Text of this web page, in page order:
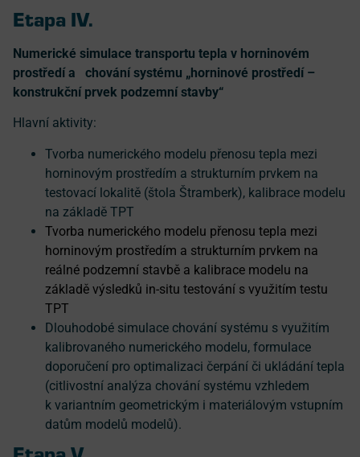
Etapa IV.
Numerické simulace transportu tepla v horninovém
prostředí a chování systému „horninové prostředí –
konstrukční prvek podzemní stavby“
Hlavní aktivity:
Tvorba numerického modelu přenosu tepla mezi
horninovým prostředím a strukturním prvkem na
testovací lokalitě (štola Štramberk), kalibrace modelu
na základě TPT
Tvorba numerického modelu přenosu tepla mezi
horninovým prostředím a strukturním prvkem na
reálné podzemní stavbě a kalibrace modelu na
základě výsledků in-situ testování s využitím testu
TPT
Dlouhodobé simulace chování systému s využitím
kalibrovaného numerického modelu, formulace
doporučení pro optimalizaci čerpání či ukládání tepla
(citlivostní analýza chování systému vzhledem
k variantním geometrickým i materiálovým vstupním
datům modelů modelů).